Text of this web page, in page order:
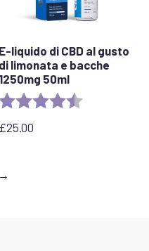
E-liquido di CBD al gusto
di limonata e bacche
1250mg 50ml
£25.00
→